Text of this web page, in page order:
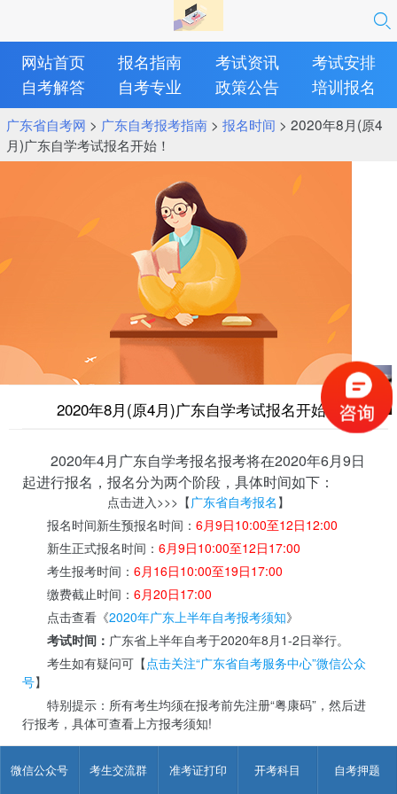
微信公众号 考生交流群 准考证打印 开考科目 自考押题
网站首页 报名指南 考试资讯
考试安排
自考解答
自考专业 政策公告 培训报名
广东省自考网 > 广东自考报考指南> 报名时间 > 2020年8月(原4
月)广东自学考试报名开始！
2020年8月(原4月)广东自学考试报名开始！
2020年4月广东自学考报名报考将在2020年6月9日
起进行报名，报名分为两个阶段，具体时间如下：
点击进入>>>【 广东省自考报名 】
报名时间新生预报名时间： 6月9日10:00至12日12:00
新生正式报名时间： 6月9日10:00至12日17:00
考生报考时间： 6月16日10:00至19日17:00
缴费截止时间： 6月20日17:00
点击查看《2020年广东上半年自考报考须知》
考试时间： 广东省上半年自考于2020年8月1-2日举行。
考生如有疑问可【 点击关注“广东省自考服务中心”微信公众
号】
特别提示：所有考生均须在报考前先注册“粤康码”，然后进
行报考，具体可查看上方报考须知!